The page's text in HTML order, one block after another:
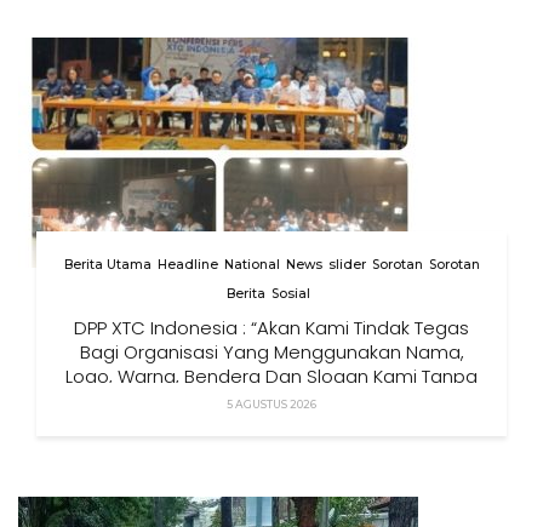
Berita Utama Headline National News slider Sorotan Sorotan
Berita Sosial
DPP XTC Indonesia : “Akan Kami Tindak Tegas
Bagi Organisasi Yang Menggunakan Nama,
Logo, Warna, Bendera Dan Slogan Kami Tanpa
Izin”
5 AGUSTUS 2026